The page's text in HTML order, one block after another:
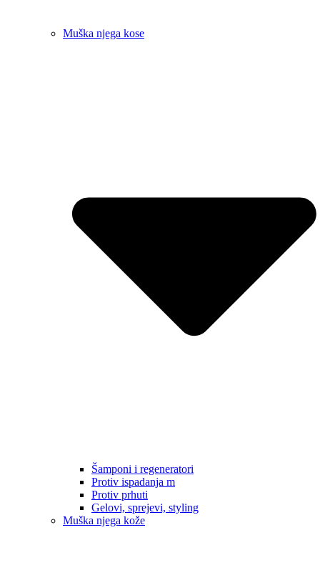
Muška njega kose
Šamponi i regeneratori
Protiv ispadanja m
Protiv prhuti
Gelovi, sprejevi, styling
Muška njega kože